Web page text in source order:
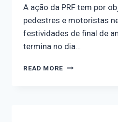
A ação da PRF tem por
pedestres e motoristas
festividades de final de
termina no dia…
READ MORE